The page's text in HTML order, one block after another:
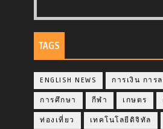
TAGS
ENGLISH NEWS การเงิน การ
การศึกษา กีฬา เกษตร
ท่องเที่ยว เทคโนโลยีดิจิทัล